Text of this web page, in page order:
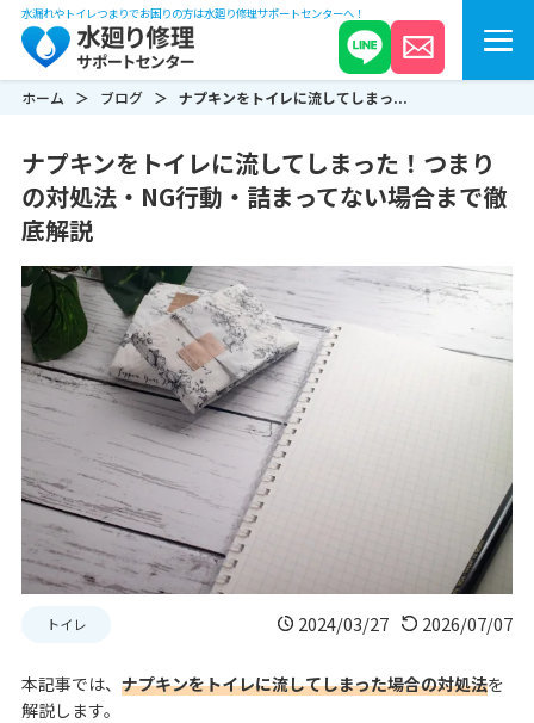
水漏れやトイレつまりでお困りの方は水廻り修理サポートセンターへ！
ホーム ブログ ナプキンをトイレに流してしまっ...
ナプキンをトイレに流してしまった！つまり
の対処法・NG行動・詰まってない場合まで徹
底解説
トイレ 2024/03/27 2026/07/07
本記事では、 ナプキンをトイレに流してしまった場合の対処法を
解説します。